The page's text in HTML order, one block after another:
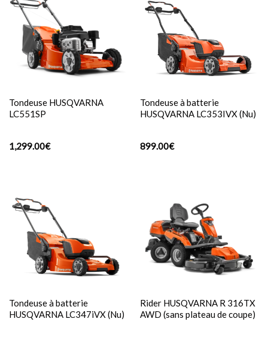
Tondeuse HUSQVARNA
LC551SP
1,299.00€
Tondeuse à batterie
HUSQVARNA LC353IVX (Nu)
899.00€
Tondeuse à batterie
HUSQVARNA LC347iVX (Nu)
Rider HUSQVARNA R 316TX
AWD (sans plateau de coupe)